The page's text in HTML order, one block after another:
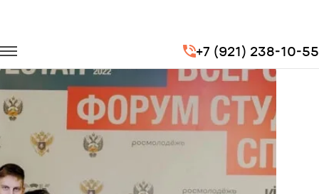
+7 (921) 238-10-55
Транспорт на мероприятия
Всероссийский форум студенческих спортивных клубов России!